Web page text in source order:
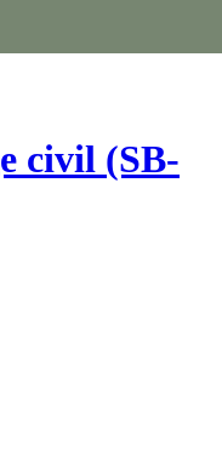
civil (SB-